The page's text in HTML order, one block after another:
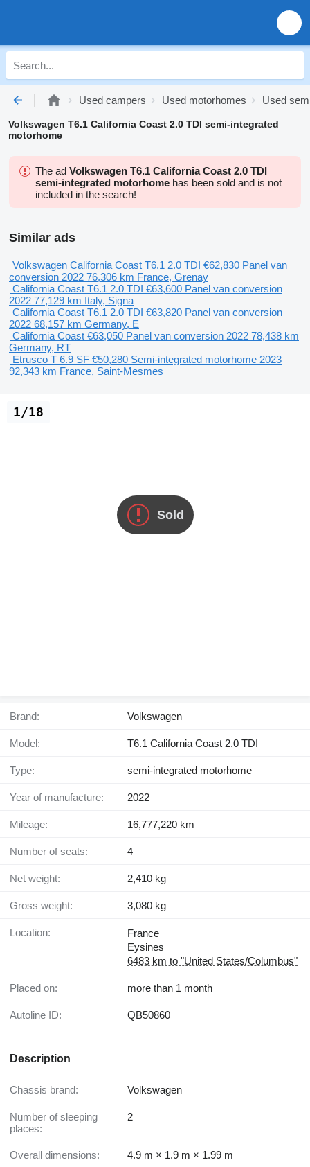
Used campers Used motorhomes Used
Volkswagen T6.1 California Coast 2.0 TDI semi-integrated
motorhome
The ad Volkswagen T6.1 California Coast 2.0 TDI
semi-integrated motorhome has been sold and is not
included in the search!
Similar ads
Volkswagen California Coast T6.1 2.0 TDI €62,830 Panel van
conversion 2022 76,306 km France, Grenay
California Coast T6.1 2.0 TDI €63,600 Panel van conversion
2022 77,129 km Italy, Signa
California Coast T6.1 2.0 TDI €63,820 Panel van conversion
2022 68,157 km Germany, E
California Coast €63,050 Panel van conversion 2022 78,438 km
Germany, RT
Etrusco T 6.9 SF €50,280 Semi-integrated motorhome 2023
92,343 km France, Saint-Mesmes
Sold
1/18
Brand: Volkswagen
Model: T6.1 California Coast 2.0 TDI
Type: semi-integrated motorhome
Year of manufacture: 2022
Mileage: 16,777,220 km
Number of seats: 4
Net weight: 2,410 kg
Gross weight: 3,080 kg
Location:
France
Eysines
6483 km to "United States/Columbus"
Placed on: more than 1 month
Autoline ID: QB50860
Description
Chassis brand: Volkswagen
Number of sleeping
places:
2
Overall dimensions: 4.9 m × 1.9 m × 1.99 m